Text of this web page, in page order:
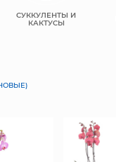
СУККУЛЕНТЫ И
КАКТУСЫ